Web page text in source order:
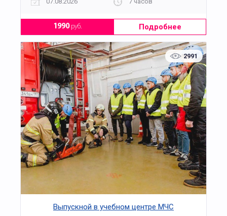
1990руб. Подробнее
2991
Выпускной в учебном центре МЧС